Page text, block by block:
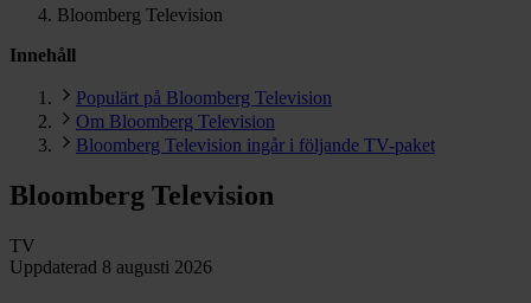
Bloomberg Television
Innehåll
Populärt på Bloomberg Television
Om Bloomberg Television
Bloomberg Television ingår i följande TV-paket
Bloomberg Television
TV
Uppdaterad 8 augusti 2026